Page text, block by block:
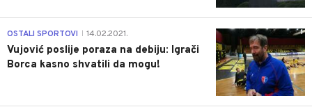
1
OSTALI SPORTOVI 14.02.2021.
Vujović poslije poraza na debiju: Igrači
Borca kasno shvatili da mogu!